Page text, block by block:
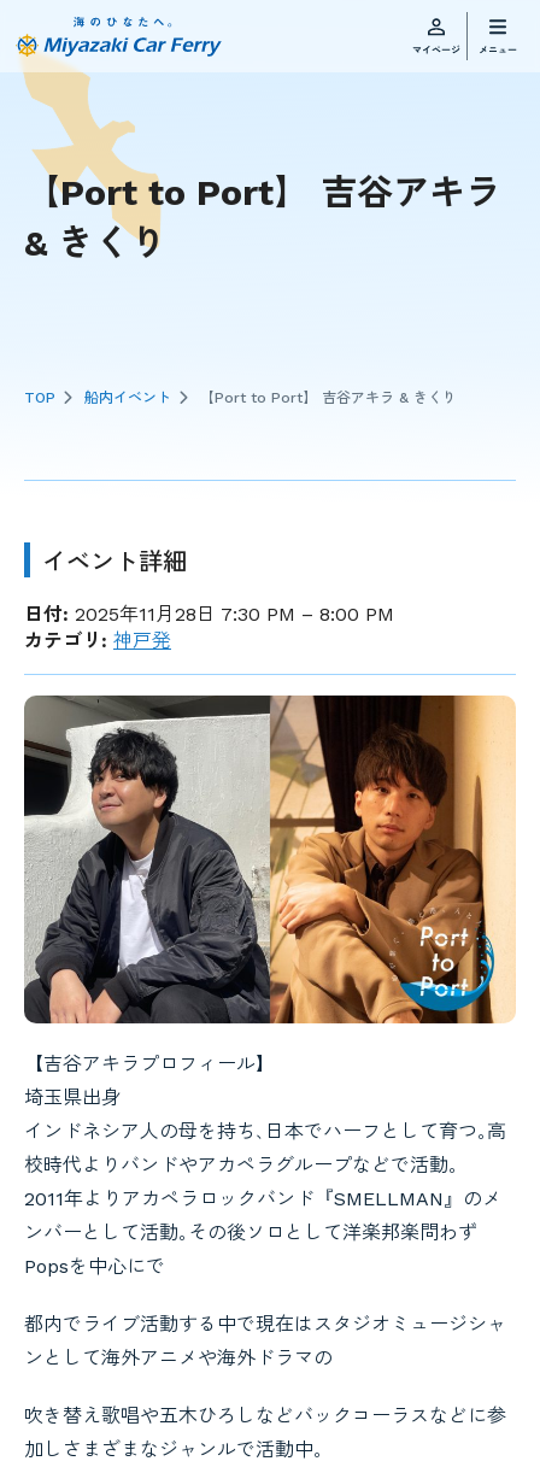
【Port to Port】 吉谷アキラ
& きくり
TOP 船内イベント 【Port to Port】 吉谷アキラ & きくり
イベント詳細
日付: 2025年11月28日 7:30 PM – 8:00 PM
カテゴリ: 神戸発
【吉谷アキラプロフィール】
埼玉県出身
インドネシア人の母を持ち､日本でハーフとして育つ｡高
校時代よりバンドやアカペラグループなどで活動｡
2011年よりアカペラロックバンド『SMELLMAN』のメ
ンバーとして活動｡その後ソロとして洋楽邦楽問わず
Popsを中心にで
都内でライブ活動する中で現在はスタジオミュージシャ
ンとして海外アニメや海外ドラマの
吹き替え歌唱や五木ひろしなどバックコーラスなどに参
加しさまざまなジャンルで活動中｡